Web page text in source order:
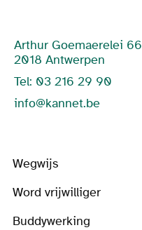
Arthur Goemaerelei 66
2018 Antwerpen
Tel: 03 216 29 90
info@kannet.be
Wegwijs
Word vrijwilliger
Buddywerking